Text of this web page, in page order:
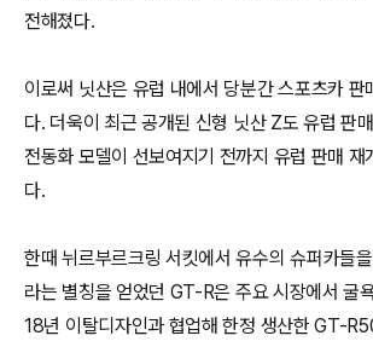
전해졌다.
이로써 닛산은 유럽 내에서 당분간 스포츠카 판
다. 더욱이 최근 공개된 신형 닛산 Z도 유럽 판
전동화 모델이 선보여지기 전까지 유럽 판매 재
다.
한때 뉘르부르크링 서킷에서 유수의 슈퍼카들
라는 별칭을 얻었던 GT-R은 주요 시장에서 굴
18년 이탈디자인과 협업해 한정 생산한 GT-